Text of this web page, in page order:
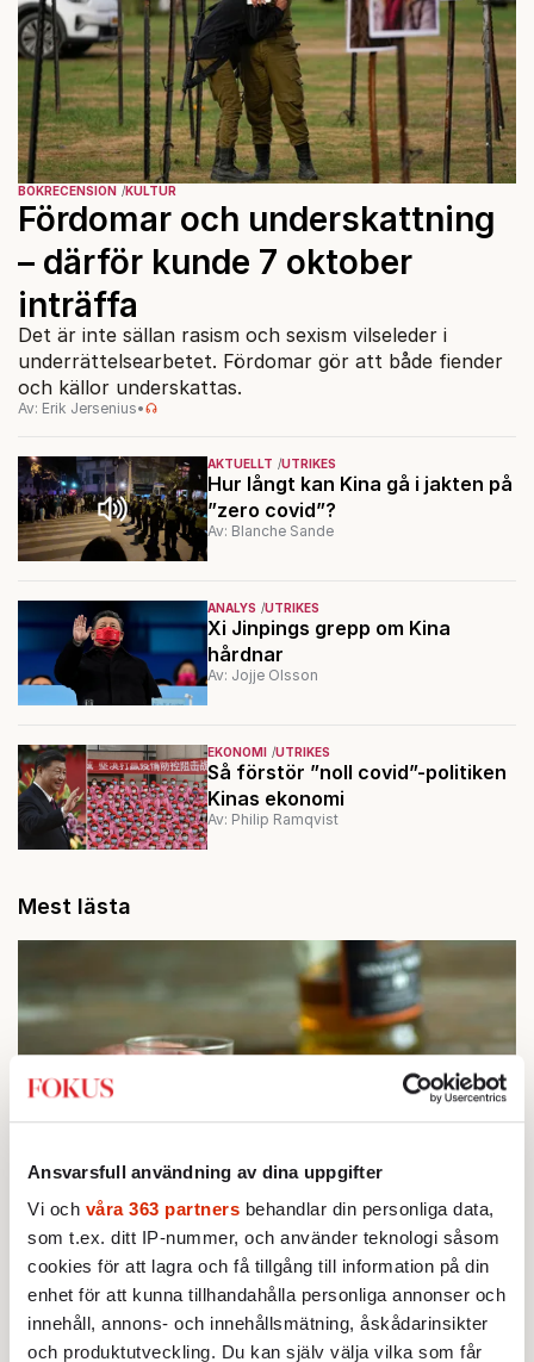
Ansvarsfull användning av dina uppgifter
Vi och våra 363 partners behandlar din personliga data,
som t.ex. ditt IP-nummer, och använder teknologi såsom
cookies för att lagra och få tillgång till information på din
enhet för att kunna tillhandahålla personliga annonser och
innehåll, annons- och innehållsmätning, åskådarinsikter
och produktutveckling. Du kan själv välja vilka som får
AKTUELLT UTRIKES
Hur långt kan Kina gå i jakten på
”zero covid”?
Av: Blanche Sande
ANALYS UTRIKES
Xi Jinpings grepp om Kina
hårdnar
Av: Jojje Olsson
EKONOMI UTRIKES
Så förstör ”noll covid”-politiken
Kinas ekonomi
Av: Philip Ramqvist
BOKRECENSION KULTUR
Fördomar och underskattning
– därför kunde 7 oktober
inträffa
Det är inte sällan rasism och sexism vilseleder i
underrättelsearbetet. Fördomar gör att både fiender
och källor underskattas.
Av: Erik Jersenius•
Mest lästa
1.Bitte Assarmo:Sagan om den lågbegåvade
ursprungsbefolkningen i Filipstad
KRÖNIKA
2. Sakine Madon:
Efter islamistdådet oroar sig
vänstern för Agnes Wold
STICKET